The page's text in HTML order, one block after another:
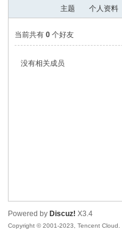
主题 个人资料
当前共有0 个好友
没有相关成员
Powered by Discuz! X3.4
Copyright © 2001-2023, Tencent Cloud.